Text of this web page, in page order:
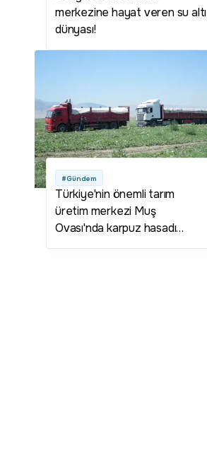
merkezine hayat veren su altı
dünyası!
#Gündem
Türkiye'nin önemli tarım
üretim merkezi Muş
Ovası'nda karpuz hasadı